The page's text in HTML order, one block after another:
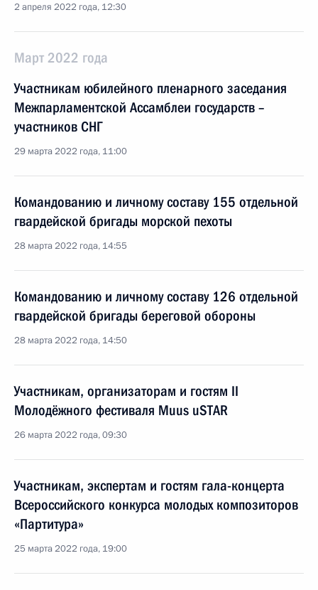
2 апреля 2022 года, 12:30
Март 2022 года
Участникам юбилейного пленарного заседания
Межпарламентской Ассамблеи государств –
участников СНГ
29 марта 2022 года, 11:00
Командованию и личному составу 155 отдельной
гвардейской бригады морской пехоты
28 марта 2022 года, 14:55
Командованию и личному составу 126 отдельной
гвардейской бригады береговой обороны
28 марта 2022 года, 14:50
Участникам, организаторам и гостям II
Молодёжного фестиваля Muus uSTAR
26 марта 2022 года, 09:30
Участникам, экспертам и гостям гала-концерта
Всероссийского конкурса молодых композиторов
«Партитура»
25 марта 2022 года, 19:00